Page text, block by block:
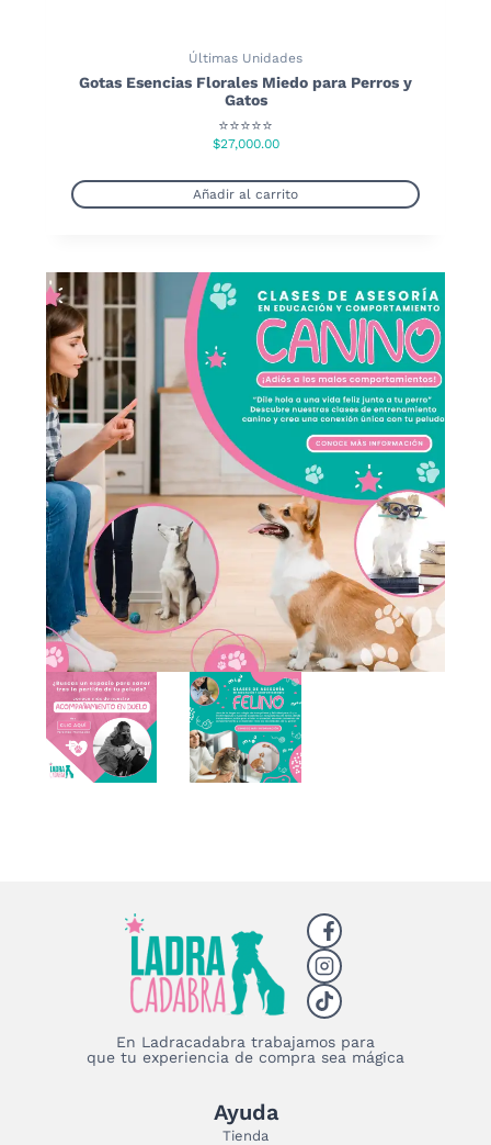
Últimas Unidades
Gotas Esencias Florales Miedo para Perros y
Gatos
⭐⭐⭐⭐⭐
$27,000.00
Añadir al carrito
En Ladracadabra trabajamos para
que tu experiencia de compra sea mágica
Ayuda
Tienda